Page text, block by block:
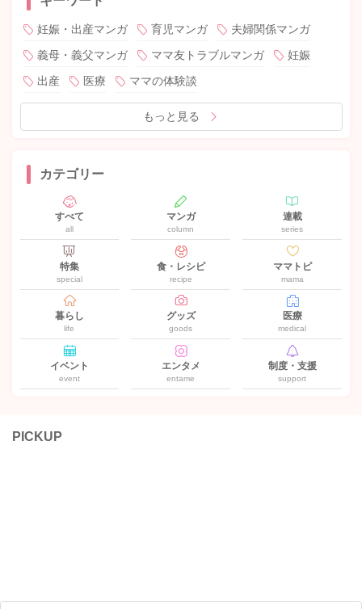
妊娠・出産マンガ 育児マンガ
夫婦関係マンガ
義母・義父マンガ
ママ友トラブルマンガ
妊娠
出産
医療 ママの体験談
もっと見る
カテゴリー
すべて
all
マンガ
column
連載
series
特集
special
食・レシピ
recipe
ママトピ
mama
暮らし
life
グッズ
goods
医療
medical
イベント
event
エンタメ
entame
制度・支援
support
PICKUP